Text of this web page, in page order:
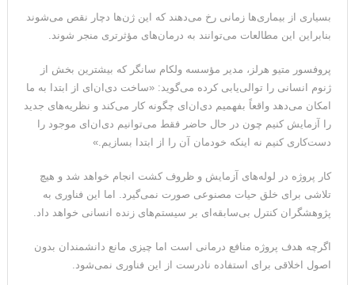
بسیاری از بیماری‌ها زمانی رخ می‌دهند که این ژن‌ها دچار نقص می‌شوند
بنابراین این مطالعات می‌توانند به درمان‌های مؤثرتری منجر شوند.
پروفسور متیو هرلز، مدیر مؤسسه ولکام سانگر که بیشترین بخش از
ژنوم انسانی را توالی‌یابی کرده می‌گوید: «ساخت دی‌ان‌ای از ابتدا به ما
امکان می‌دهد واقعاً بفهمیم دی‌ان‌ای چگونه کار می‌کند و نظریه‌های جدید
را آزمایش کنیم چون در حال حاضر فقط می‌توانیم دی‌ان‌ای موجود را
دست‌کاری کنیم نه اینکه خودمان آن را از ابتدا بسازیم.»
کار پروژه در لوله‌های آزمایش و ظروف کشت انجام خواهد شد و هیچ
تلاشی برای خلق حیات مصنوعی صورت نمی‌گیرد. اما این فناوری به
پژوهشگران کنترل بی‌سابقه‌ای بر سیستم‌های زنده انسانی خواهد داد.
اگرچه هدف پروژه منافع درمانی است اما چیزی مانع دانشمندان بدون
اصول اخلاقی برای استفاده نادرست از این فناوری نمی‌شود.